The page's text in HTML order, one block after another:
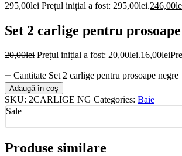
295,00lei Prețul inițial a fost: 295,00lei.246,00
Set 2 carlige pentru
20,00lei Prețul inițial a fost: 20,00lei.16,00lei
Cantitate Set 2 carlige pentru prosoape negre
Adaugă în coș
SKU: 2CARLIGE NG Categories: Baie
Sale
Produse similare